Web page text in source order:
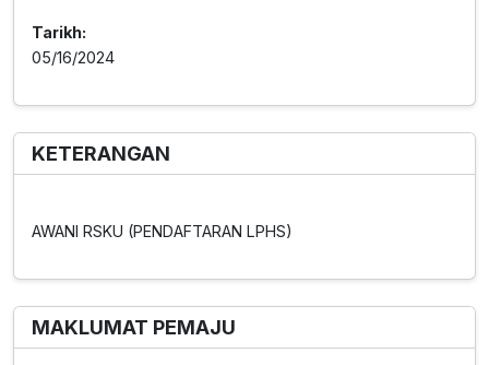
Tarikh:
05/16/2024
KETERANGAN
AWANI RSKU (PENDAFTARAN LPHS)
MAKLUMAT PEMAJU